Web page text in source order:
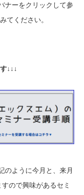
ナーをクリックして参
てください。
↓↓↓
のように今月と、来月
ので興味があるセミ